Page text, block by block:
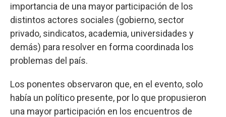
importancia de una mayor participación de los
distintos actores sociales (gobierno, sector
privado, sindicatos, academia, universidades y
demás) para resolver en forma coordinada los
problemas del país.
Los ponentes observaron que, en el evento, solo
había un político presente, por lo que propusieron
una mayor participación en los encuentros de